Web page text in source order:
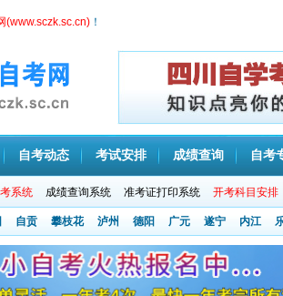
(www.sczk.sc.cn) ！
自考动态 考试安排 成绩查询 自考
系统 成绩查询系统 准考证打印系统 开考科目安排
自贡 攀枝花 泸州 德阳 广元 遂宁 内江